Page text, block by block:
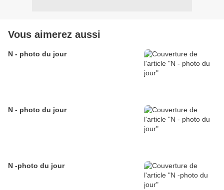
Vous aimerez aussi
N - photo du jour
N - photo du jour
N -photo du jour